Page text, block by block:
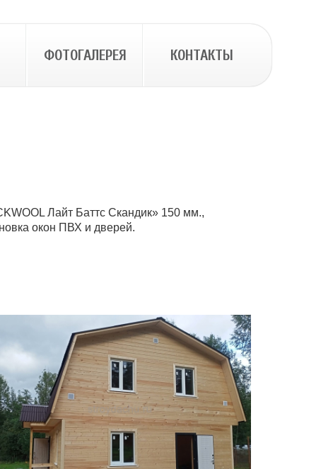
ФОТОГАЛЕРЕЯ КОНТАКТЫ
Лайт Баттс Скандик» 150 мм.,
окон ПВХ и дверей.